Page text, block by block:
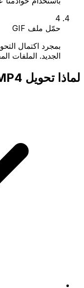
4
حمّل ملف GIF
الجديد. الملفات
لماذا تحويل MP4 إلى GIF؟